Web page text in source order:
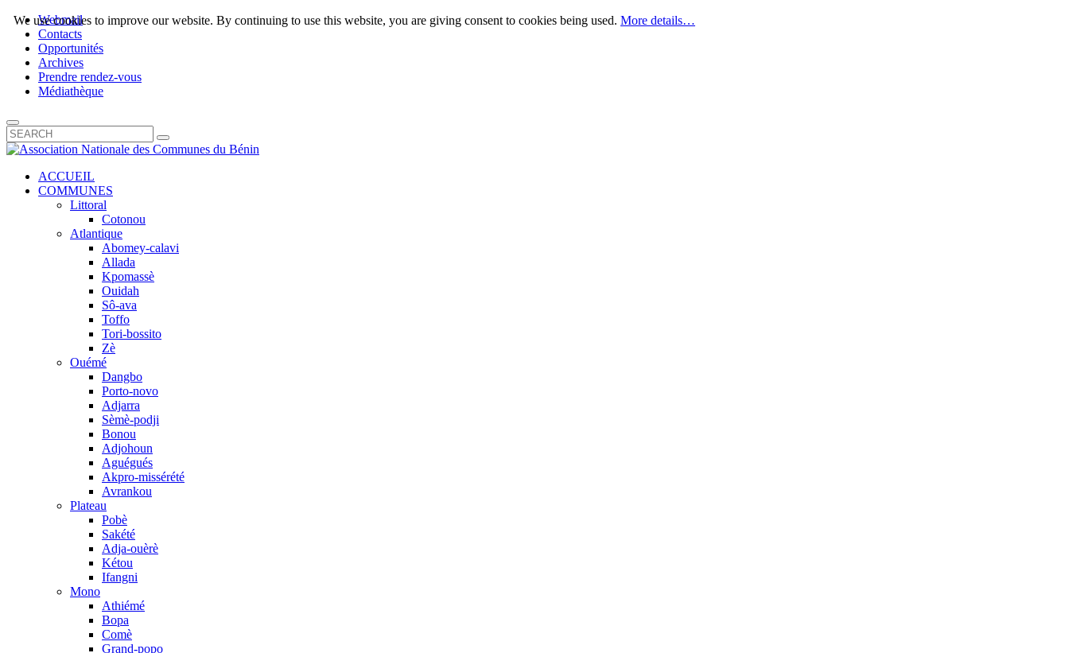
Webmail
Contacts
Opportunités
Archives
Prendre rendez-vous
Médiathèque
ACCUEIL
COMMUNES
Littoral
Cotonou
Atlantique
Abomey-calavi
Allada
Kpomassè
Ouidah
Sô-ava
Toffo
Tori-bossito
Zè
Ouémé
Dangbo
Porto-novo
Adjarra
Sèmè-podji
Bonou
Adjohoun
Aguégués
Akpro-missérété
Avrankou
Plateau
Pobè
Sakété
Adja-ouèrè
Kétou
Ifangni
Mono
Athiémé
Bopa
Comè
Grand-popo
We use cookies to improve our website. By continuing to use this website, you are giving consent to cookies being used. More details…